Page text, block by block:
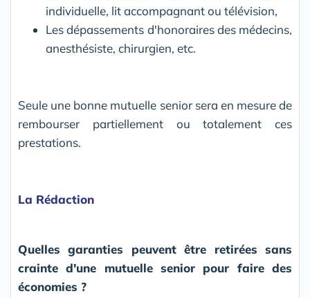
individuelle, lit accompagnant ou télévision,
Les dépassements d'honoraires des médecins,
anesthésiste, chirurgien, etc.
Seule une bonne mutuelle senior sera en mesure de
rembourser partiellement ou totalement ces
prestations.
La Rédaction
Quelles garanties peuvent être retirées sans
crainte d'une mutuelle senior pour faire des
économies ?